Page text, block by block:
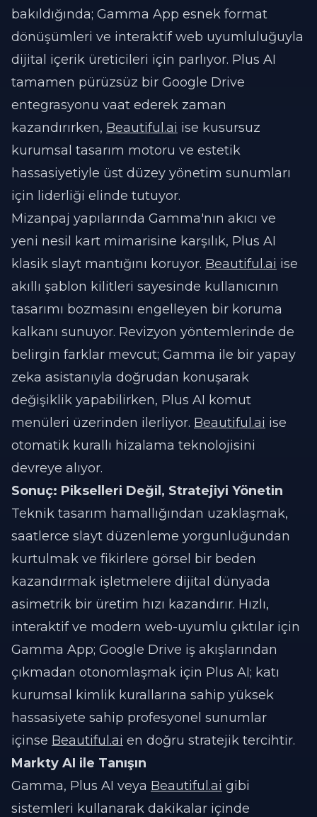
bakıldığında; Gamma App esnek format
dönüşümleri ve interaktif web uyumluluğuyla
dijital içerik üreticileri için parlıyor. Plus AI
tamamen pürüzsüz bir Google Drive
entegrasyonu vaat ederek zaman
kazandırırken, Beautiful.ai ise kusursuz
kurumsal tasarım motoru ve estetik
hassasiyetiyle üst düzey yönetim sunumları
için liderliği elinde tutuyor.
Mizanpaj yapılarında Gamma'nın akıcı ve
yeni nesil kart mimarisine karşılık, Plus AI
klasik slayt mantığını koruyor. Beautiful.ai ise
akıllı şablon kilitleri sayesinde kullanıcının
tasarımı bozmasını engelleyen bir koruma
kalkanı sunuyor. Revizyon yöntemlerinde de
belirgin farklar mevcut; Gamma ile bir yapay
zeka asistanıyla doğrudan konuşarak
değişiklik yapabilirken, Plus AI komut
menüleri üzerinden ilerliyor. Beautiful.ai ise
otomatik kurallı hizalama teknolojisini
devreye alıyor.
Sonuç: Pikselleri Değil, Stratejiyi Yönetin
Teknik tasarım hamallığından uzaklaşmak,
saatlerce slayt düzenleme yorgunluğundan
kurtulmak ve fikirlere görsel bir beden
kazandırmak işletmelere dijital dünyada
asimetrik bir üretim hızı kazandırır. Hızlı,
interaktif ve modern web-uyumlu çıktılar için
Gamma App; Google Drive iş akışlarından
çıkmadan otonomlaşmak için Plus AI; katı
kurumsal kimlik kurallarına sahip yüksek
hassasiyete sahip profesyonel sunumlar
içinse Beautiful.ai en doğru stratejik tercihtir.
Markty AI ile Tanışın
Gamma, Plus AI veya Beautiful.ai gibi
sistemleri kullanarak dakikalar içinde